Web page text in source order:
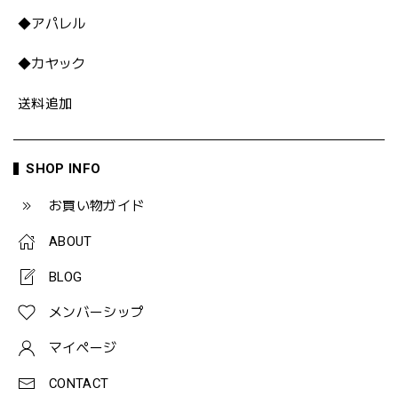
◆アパレル
◆カヤック
送料追加
SHOP INFO
お買い物ガイド
ABOUT
BLOG
メンバーシップ
マイページ
CONTACT